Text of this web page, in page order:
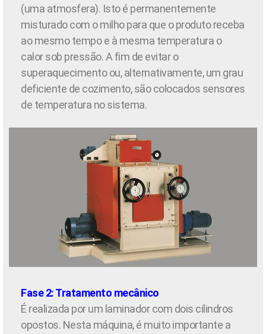
(uma atmosfera). Isto é permanentemente
misturado com o milho para que o produto receba
ao mesmo tempo e à mesma temperatura o
calor sob pressão. A fim de evitar o
superaquecimento ou, alternativamente, um grau
deficiente de cozimento, são colocados sensores
de temperatura no sistema.
Fase 2: Tratamento mecânico
É realizada por um laminador com dois cilindros
opostos. Nesta máquina, é muito importante a